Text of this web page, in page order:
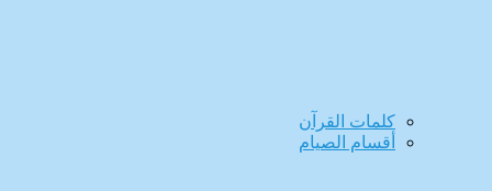
كلمات القرآن
أقسام الصيام